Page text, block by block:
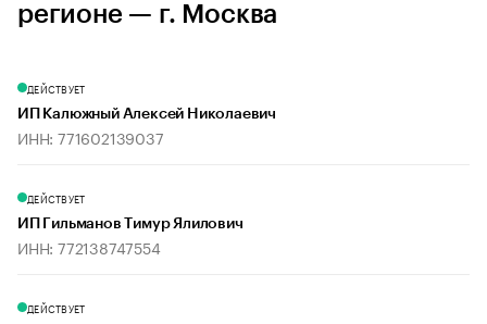
регионе — г. Москва
ДЕЙСТВУЕТ
ИП Калюжный Алексей Николаевич
ИНН: 771602139037
ДЕЙСТВУЕТ
ИП Гильманов Тимур Ялилович
ИНН: 772138747554
ДЕЙСТВУЕТ